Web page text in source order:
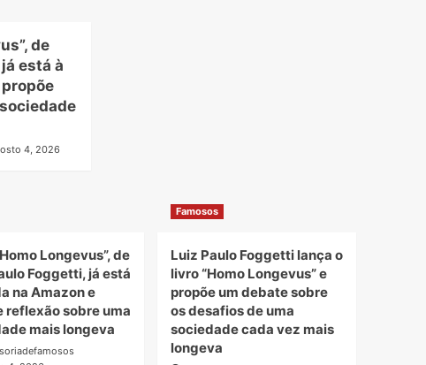
de
está à
4, 2026
Longevus”, de
Foggetti, já está
na Amazon e
reflexão sobre uma
mais longeva
Famosos
Luiz Paulo Foggetti lança o
livro “Homo Longevus” e
propõe um debate sobre
os desafios de uma
sociedade cada vez mais
longeva